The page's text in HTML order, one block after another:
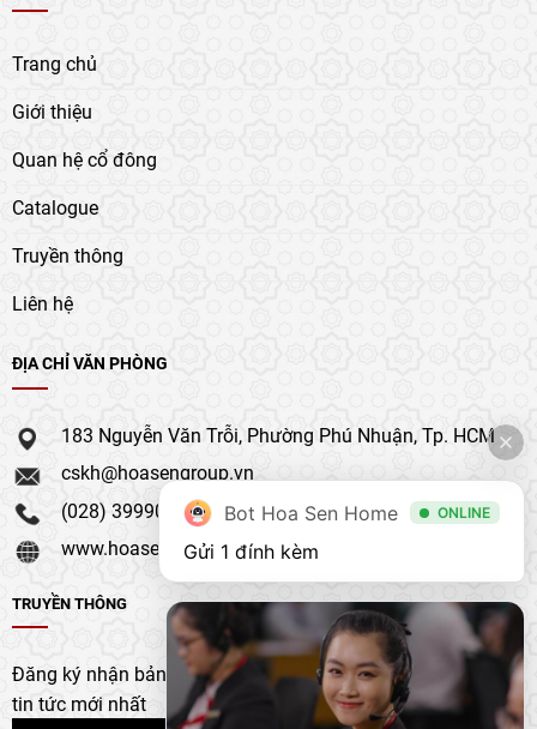
Trang chủ
Giới thiệu
Quan hệ cổ đông
Catalogue
Truyền thông
Liên hệ
ĐỊA CHỈ VĂN PHÒNG
183 Nguyễn Văn Trỗi, Phường Phú Nhuận, Tp. HCM
cskh@hoasengroup.vn
(028) 39990 111
www.hoasengroup.vn
TRUYỀN THÔNG
Đăng ký nhận bản tin của chúng tôi để nhận bản cập nhật &
tin tức mới nhất
Bot Hoa Sen Home ONLINE
Gửi 1 đính kèm